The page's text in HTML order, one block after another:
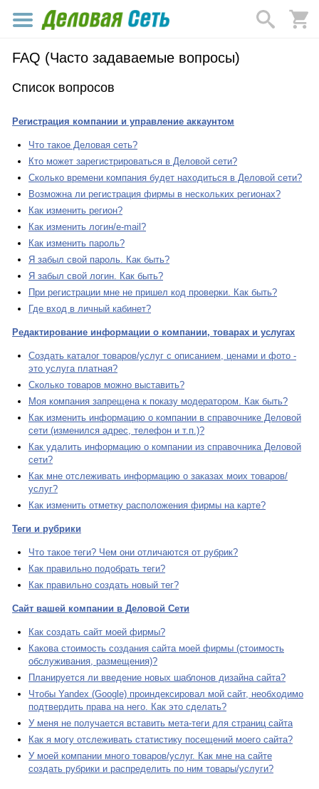
FAQ (Часто задаваемые вопросы)
Список вопросов
Регистрация компании и управление аккаунтом
Что такое Деловая сеть?
Кто может зарегистрироваться в Деловой сети?
Сколько времени компания будет находиться в Деловой сети?
Возможна ли регистрация фирмы в нескольких регионах?
Как изменить регион?
Как изменить логин/e-mail?
Как изменить пароль?
Я забыл свой пароль. Как быть?
Я забыл свой логин. Как быть?
При регистрации мне не пришел код проверки. Как быть?
Где вход в личный кабинет?
Редактирование информации о компании, товарах и услугах
Создать каталог товаров/услуг с описанием, ценами и фото -
это услуга платная?
Сколько товаров можно выставить?
Моя компания запрещена к показу модератором. Как быть?
Как изменить информацию о компании в справочнике Деловой
сети (изменился адрес, телефон и т.п.)?
Как удалить информацию о компании из справочника Деловой
сети?
Как мне отслеживать информацию о заказах моих товаров/
услуг?
Как изменить отметку расположения фирмы на карте?
Теги и рубрики
Что такое теги? Чем они отличаются от рубрик?
Как правильно подобрать теги?
Как правильно создать новый тег?
Сайт вашей компании в Деловой Сети
Как создать сайт моей фирмы?
Какова стоимость создания сайта моей фирмы (стоимость
обслуживания, размещения)?
Планируется ли введение новых шаблонов дизайна сайта?
Чтобы Yandex (Google) проиндексировал мой сайт, необходимо
подтвердить права на него. Как это сделать?
У меня не получается вставить мета-теги для страниц сайта
Как я могу отслеживать статистику посещений моего сайта?
У моей компании много товаров/услуг. Как мне на сайте
создать рубрики и распределить по ним товары/услуги?